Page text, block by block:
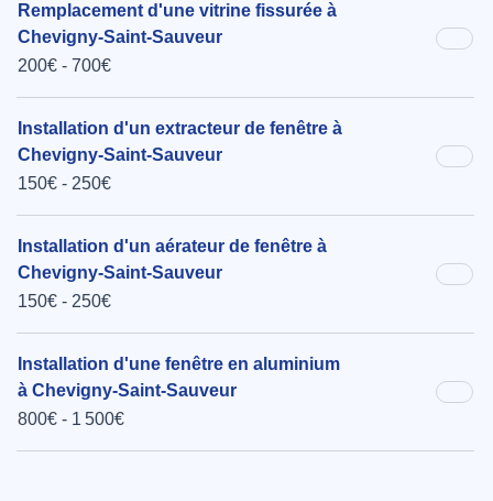
Remplacement d'une vitrine fissurée à
Chevigny-Saint-Sauveur
200€ - 700€
Installation d'un extracteur de fenêtre à
Chevigny-Saint-Sauveur
150€ - 250€
Installation d'un aérateur de fenêtre à
Chevigny-Saint-Sauveur
150€ - 250€
Installation d'une fenêtre en aluminium
à Chevigny-Saint-Sauveur
800€ - 1 500€